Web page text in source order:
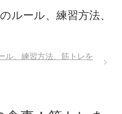
ルール、練習方法、
ル、練習方法、筋トレを